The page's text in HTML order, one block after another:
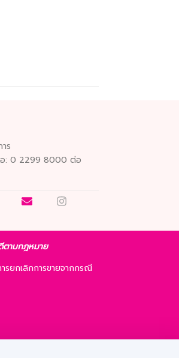
ร
: 0 2299 8000 ต่อ
ตามกฎหมาย
รยกเลิกการขายจากกรณี